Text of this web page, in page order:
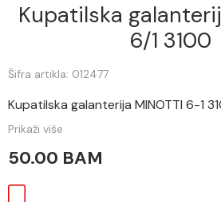
Kupatilska
6/1 3100
Šifra artikla: 012477
Kupatilska galanterija MINOTTI 6-1
Prikaži više
50.00 BAM